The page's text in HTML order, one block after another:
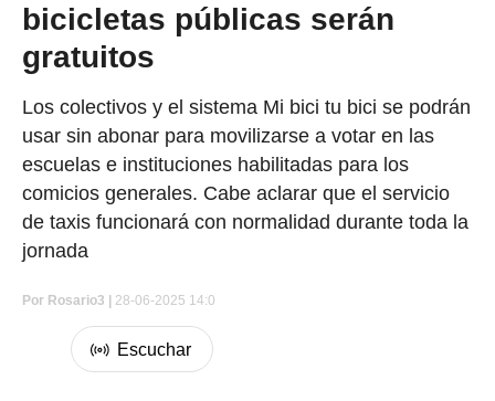
bicicletas públicas serán
gratuitos
Los colectivos y el sistema Mi bici tu bici se podrán
usar sin abonar para movilizarse a votar en las
escuelas e instituciones habilitadas para los
comicios generales. Cabe aclarar que el servicio
de taxis funcionará con normalidad durante toda la
jornada
Por Rosario3 | 28-06-2025 14:0